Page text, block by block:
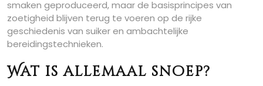
smaken geproduceerd, maar de basisprincipes van
zoetigheid blijven terug te voeren op de rijke
geschiedenis van suiker en ambachtelijke
bereidingstechnieken.
Wat is allemaal snoep?